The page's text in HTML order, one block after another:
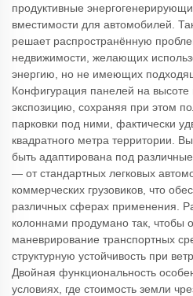
продуктивные
вместимости для автомобилей.
решает распространённую
недвижимости, желающих
энергию, но не имеющих
Конфигурация панелей на
экспозицию, сохраняя при этом
парковки под ними, фактически
квадратного метра территории.
быть адаптирована под
— от стандартных легковых
коммерческих грузовиков, что
различных сферах применения.
колоннами продумано так, чтобы
маневрирование транспортных
структурную устойчивость при
Двойная функциональность
условиях, где стоимость земли